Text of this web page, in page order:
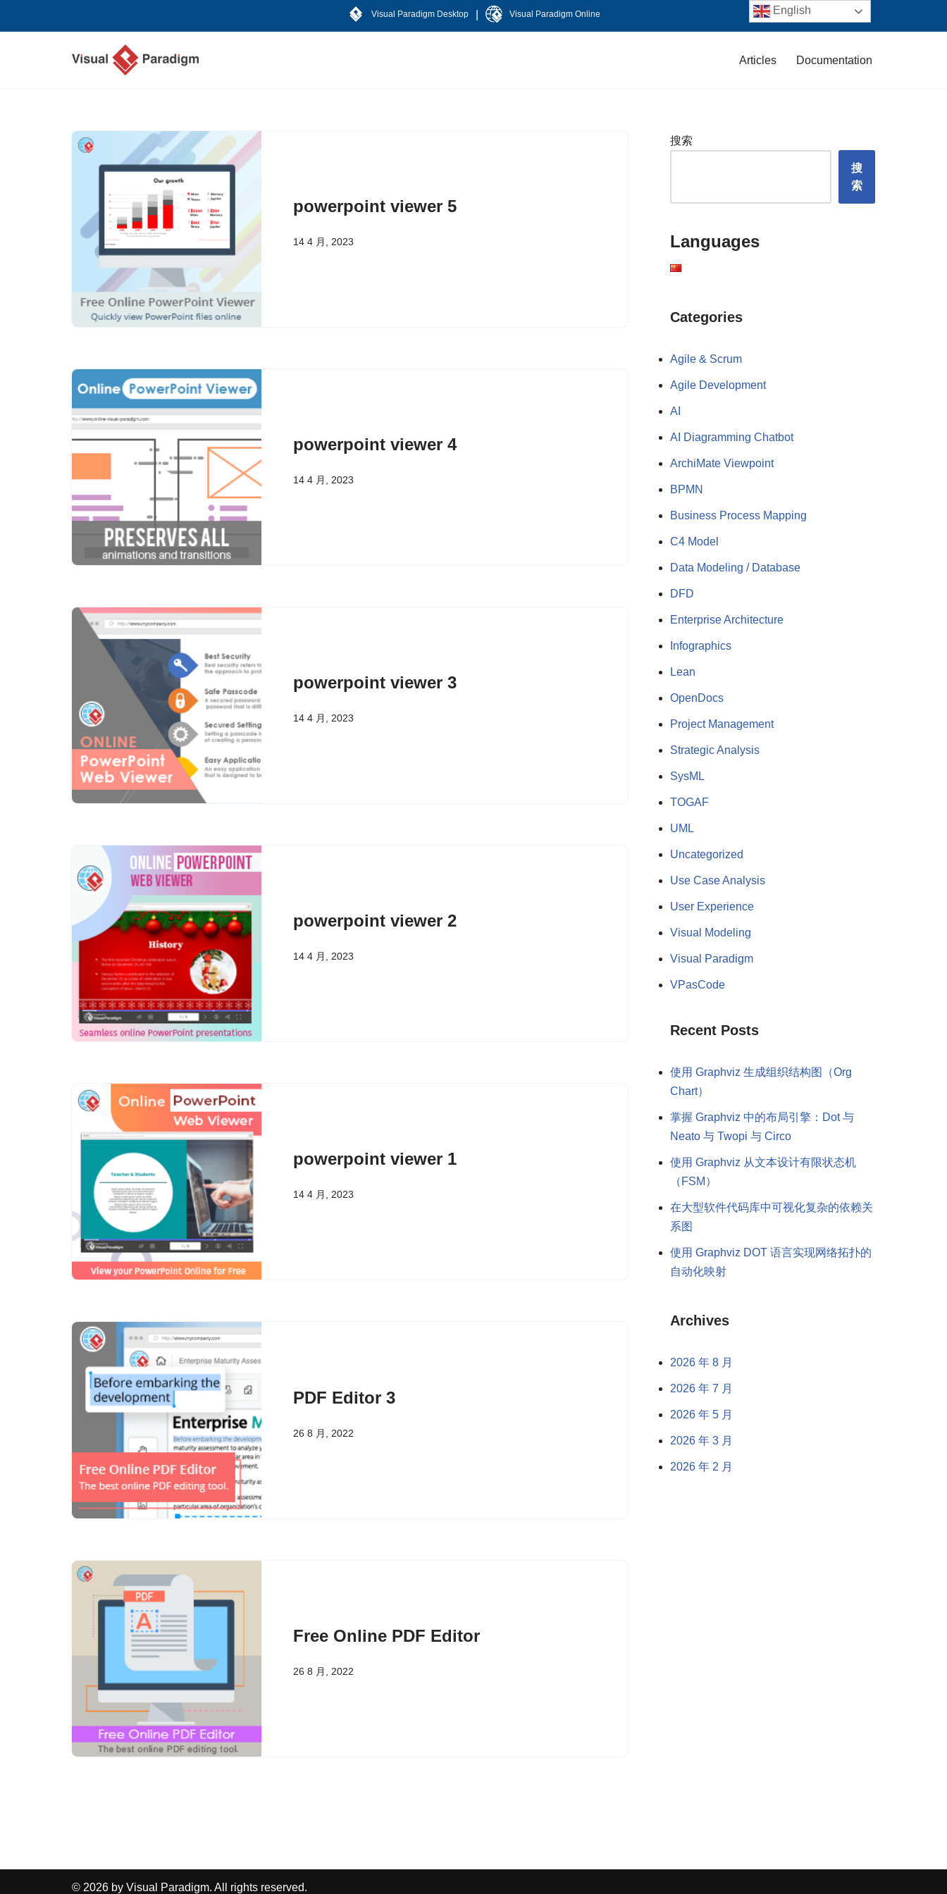
Visual Paradigm Desktop Visual Paradigm Online
Articles Documentation
powerpoint viewer 5
14 4 月, 2023
powerpoint viewer 4
14 4 月, 2023
powerpoint viewer 3
14 4 月, 2023
powerpoint viewer 2
14 4 月, 2023
powerpoint viewer 1
14 4 月, 2023
PDF Editor 3
26 8 月, 2022
Free Online PDF Editor
26 8 月, 2022
搜索
搜
索
Languages
Categories
Agile & Scrum
Agile Development
AI
AI Diagramming Chatbot
ArchiMate Viewpoint
BPMN
Business Process Mapping
C4 Model
Data Modeling / Database
DFD
Enterprise Architecture
Infographics
Lean
OpenDocs
Project Management
Strategic Analysis
SysML
TOGAF
UML
Uncategorized
Use Case Analysis
User Experience
Visual Modeling
Visual Paradigm
VPasCode
Recent Posts
使用 Graphviz 生成组织结构图（Org
Chart）
掌握 Graphviz 中的布局引擎：Dot 与
Neato 与 Twopi 与 Circo
使用 Graphviz 从文本设计有限状态机
（FSM）
在大型软件代码库中可视化复杂的依赖关
系图
使用 Graphviz DOT 语言实现网络拓扑的
自动化映射
Archives
2026 年 8 月
2026 年 7 月
2026 年 5 月
2026 年 3 月
2026 年 2 月
© 2026 by Visual Paradigm. All rights reserved.
English